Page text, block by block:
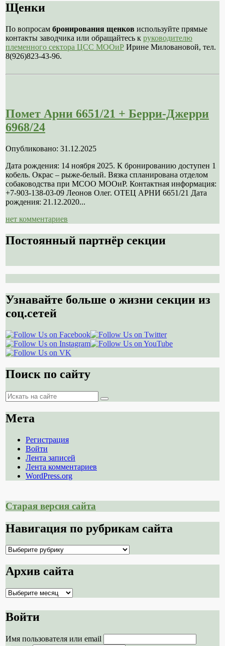
Щенки
По вопросам бронирования щенков используйте прямые
контакты заводчика или обращайтесь к руководителю
племенного сектора ЦСС МООиР Ирине Миловановой, тел.
8(926)823-43-96.
Помет Арни 6651/21 + Берри-Джерри
6968/24
Опубликовано: 31.12.2025
Дата рождения: 14 ноября 2025. К бронированию доступен 1
кобель. Окрас – рыже-белый. Вязка спланирована отделом
собаководства при МСОО МООиР. Контактная информация:
+7-903-138-03-09 Леонов Олег. ОТЕЦ АРНИ 6651/21 Дата
рождения: 21.12.2020...
нет комментариев
Постоянный партнёр секции
Узнавайте больше о жизни секции из
соц.сетей
Поиск по сайту
Поиск
Поиск
Мета
Регистрация
Войти
Лента записей
Лента комментариев
WordPress.org
Старая версия сайта
Навигация по рубрикам сайта
Навигация
рубрикам
сайта
Архив сайта
Архив
Войти
Имя пользователя или email